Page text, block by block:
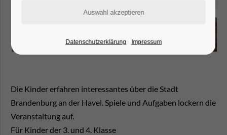
Die Kinder erfahren interessantes über die Stadt
Brandenburg an der Havel. Spiele und Aufgaben lockern die
Veranstaltung auf.
Für Kinder der 3. und 4. Klasse
Datenschutzerklärung Impressum